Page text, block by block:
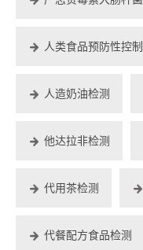
人类食品预防性控
人造奶油检测
他达拉非检测
代用茶检测
代餐配方食品检测